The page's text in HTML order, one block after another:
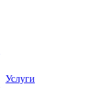
Услуги